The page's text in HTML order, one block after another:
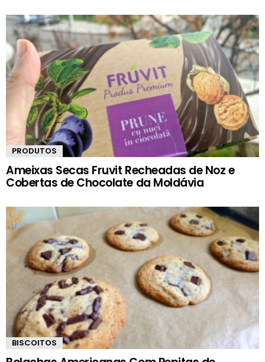
PRODUTOS
Ameixas Secas Fruvit Recheadas de Noz e
Cobertas de Chocolate da Moldávia
BISCOITOS